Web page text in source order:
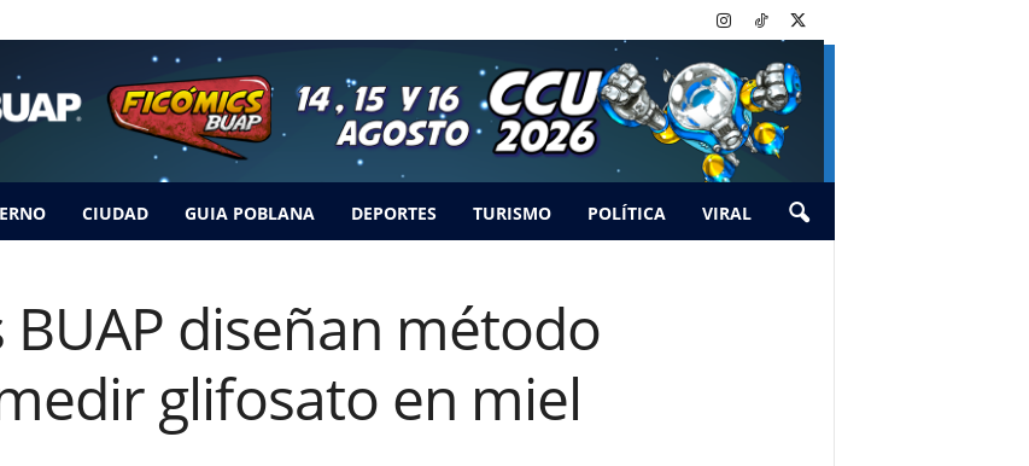
CIUDAD GUIA POBLANA DEPORTES TURISMO POLÍTICA VIRAL
diseñan método
glifosato en miel